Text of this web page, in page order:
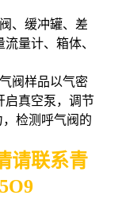
、缓冲罐、差
量计、箱体、
阀样品以气密
启真空泵，调节
，检测呼气阀的
请联系青